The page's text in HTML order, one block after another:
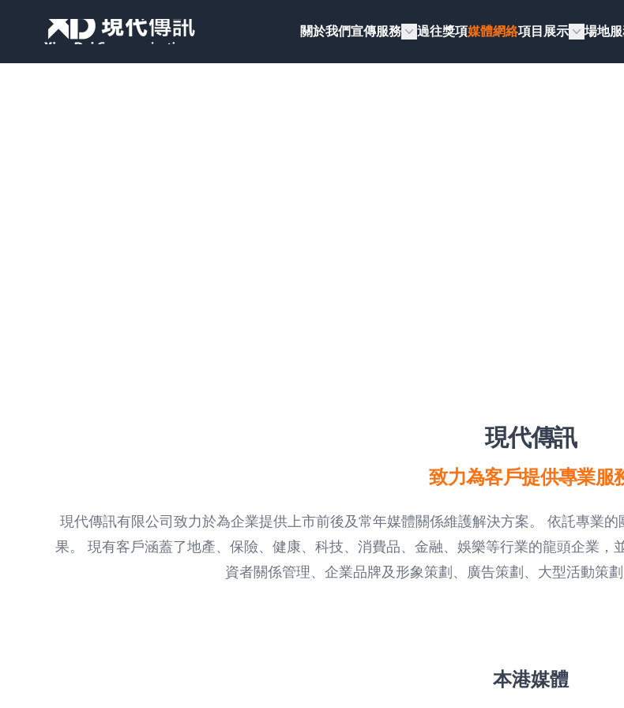
Your Company 關於我們宣傳服務 過往獎項媒體網絡項目展示 場地
現代傳訊
致力為客戶提供專業服
現代傳訊有限公司致力於為企業提供上市前後及常年媒體關係維護解決方案。 依託專業
果。 現有客戶涵蓋了地產、保險、健康、科技、消費品、金融、娛樂等行業的龍頭企業
資者關係管理、企業品牌及形象策劃、廣告策劃、大型活動策
本港媒體